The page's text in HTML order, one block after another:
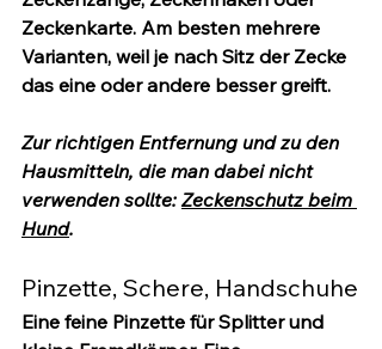
Zeckenkarte. Am besten mehrere
Varianten, weil je nach Sitz der Zecke
das eine oder andere besser greift.
Zur richtigen Entfernung und zu den
Hausmitteln, die man dabei nicht
verwenden sollte: Zeckenschutz beim
Hund.
Pinzette, Schere, Handschuhe
Eine feine Pinzette für Splitter und